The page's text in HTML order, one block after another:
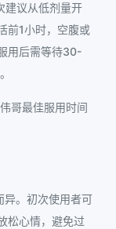
建议从低剂量开
前1小时，空腹或
用后需等待30-
哥最佳服用时间
。初次使用者可
松心情，避免过